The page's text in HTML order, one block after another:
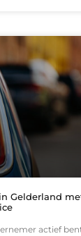
Gelderland
actief